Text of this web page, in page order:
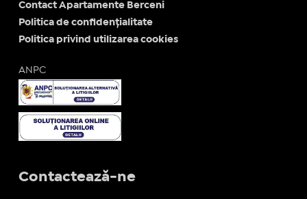
Contact Apartamente Berceni
Politica de confidențialitate
Politica privind utilizarea cookies
ANPC
Contactează-ne